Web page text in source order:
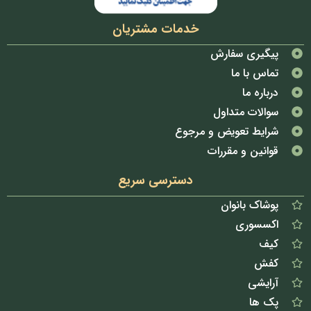
خدمات مشتریان
پیگیری سفارش
تماس با ما
درباره ما
سوالات متداول
شرایط تعویض و مرجوع
قوانین و مقررات
دسترسی سریع
پوشاک بانوان
اکسسوری
کیف
کفش
آرایشی
پک ها